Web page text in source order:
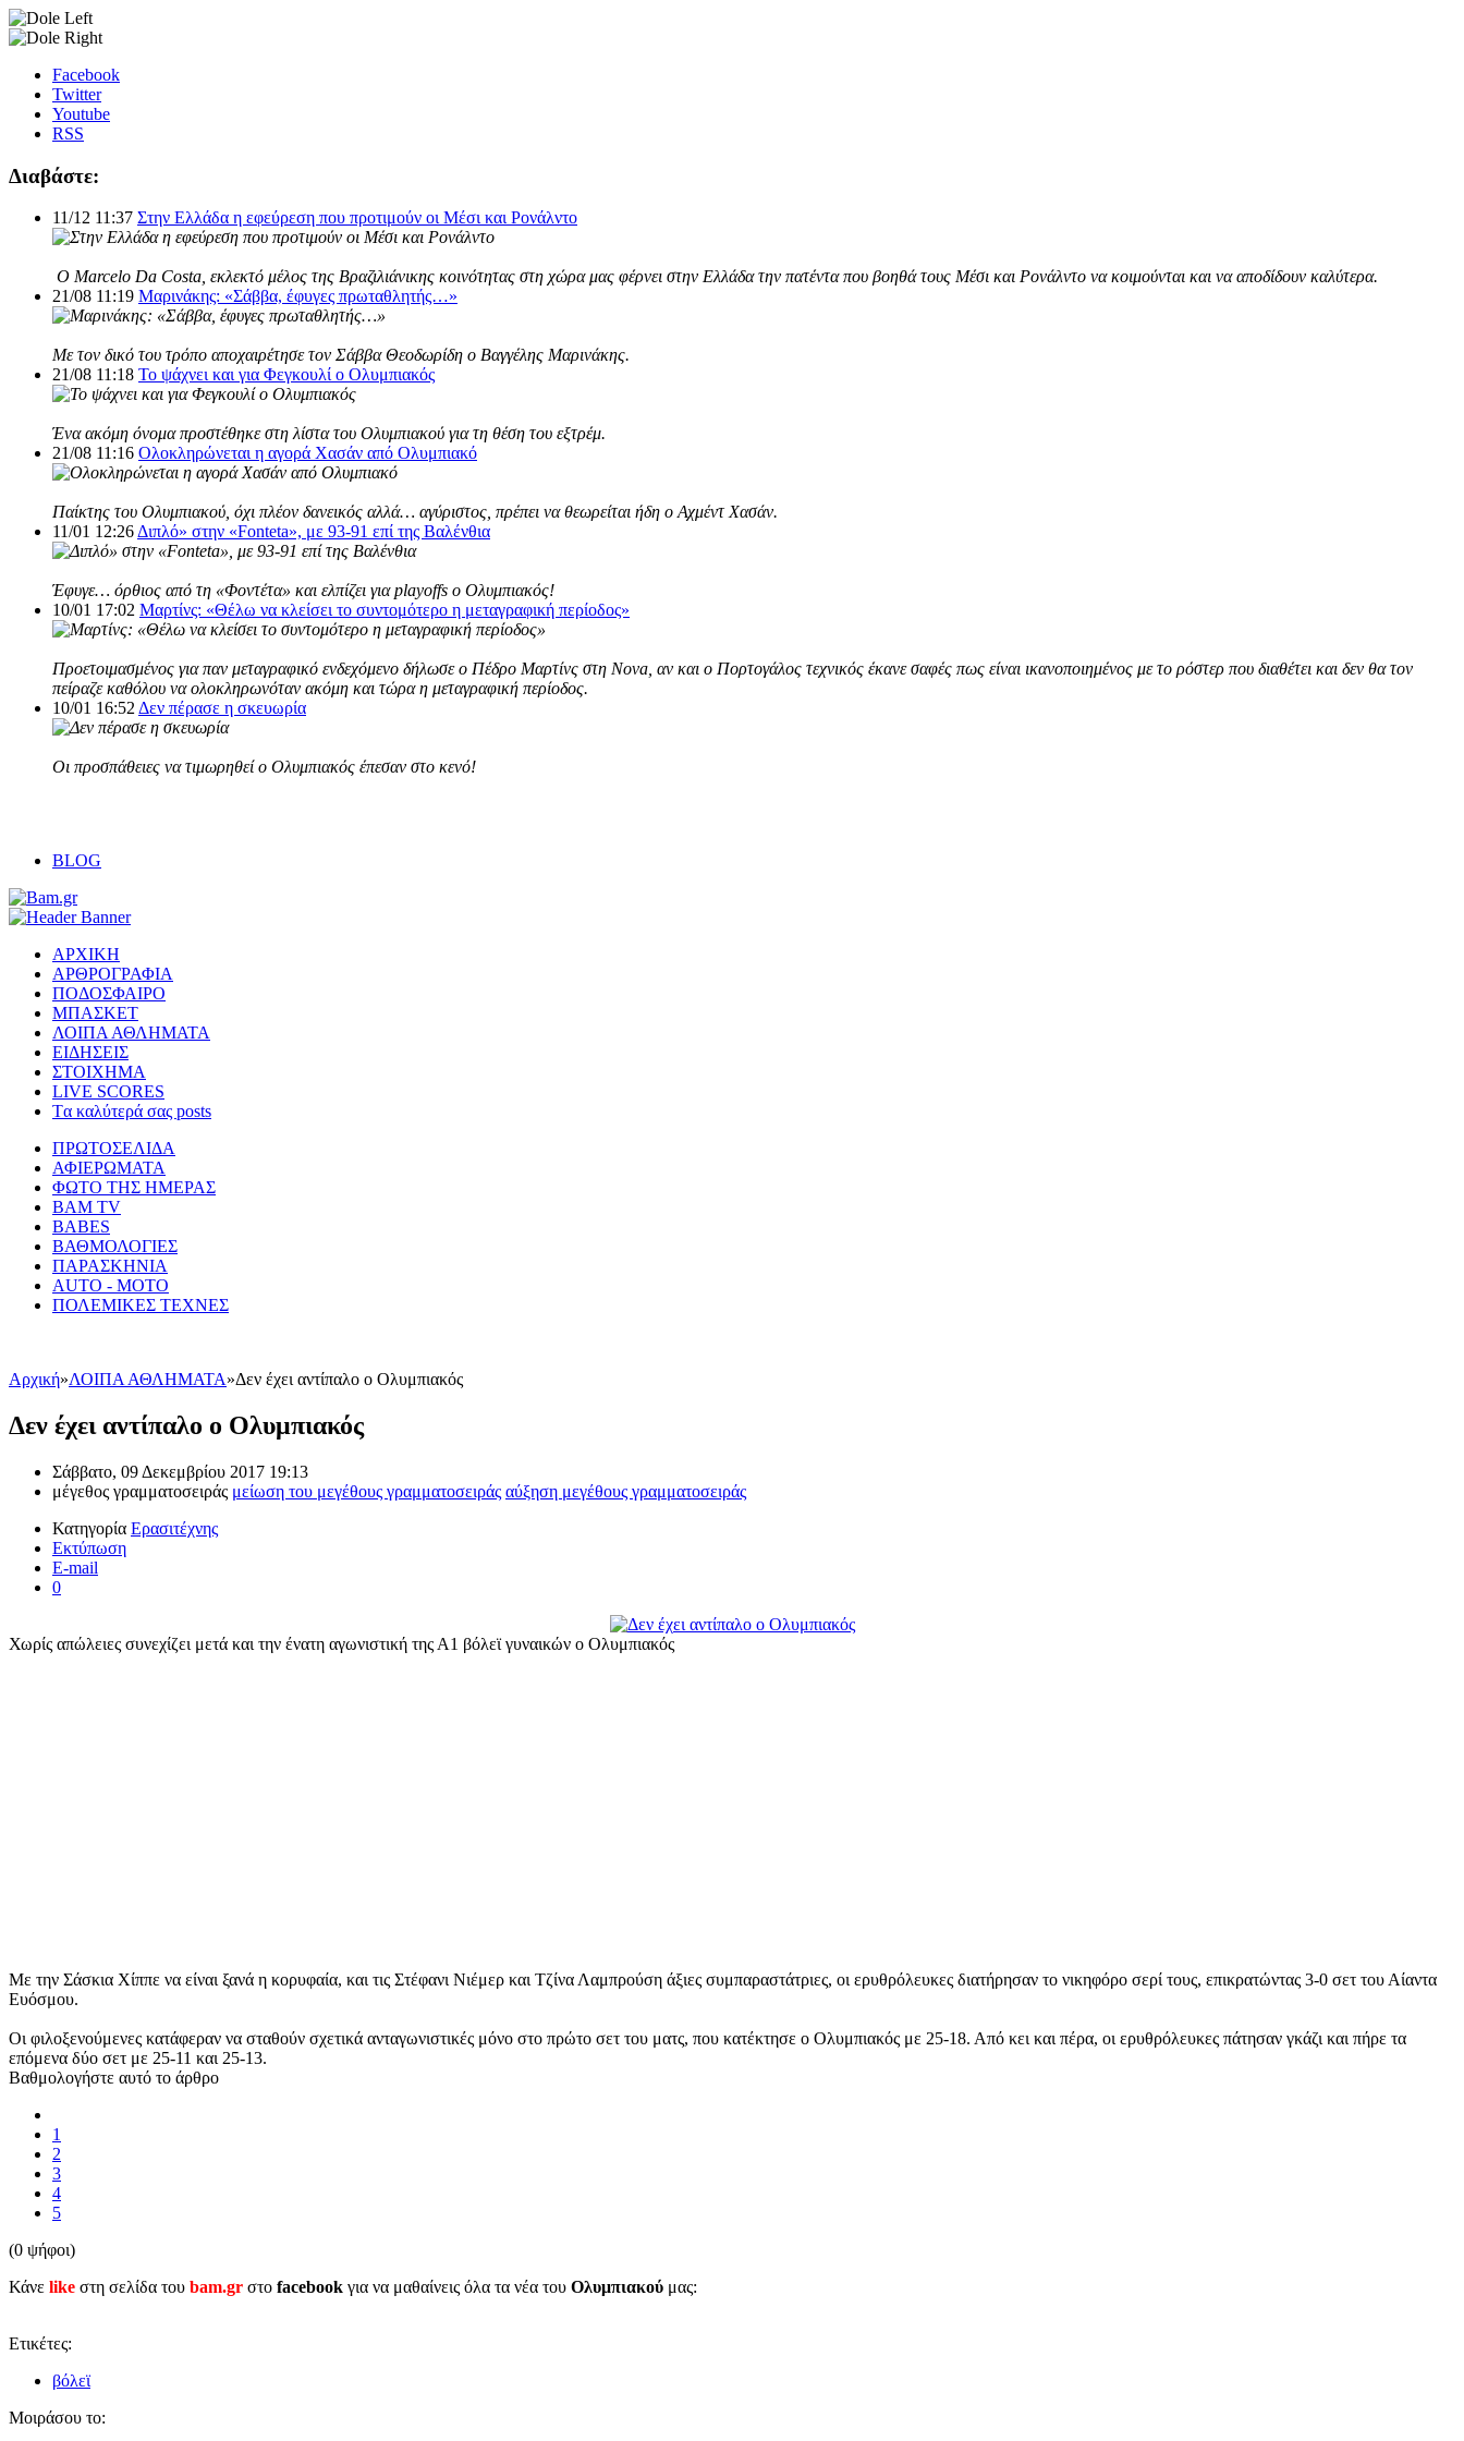
Facebook
Twitter
Youtube
RSS
Διαβάστε:
11/12 11:37 Στην Ελλάδα η εφεύρεση που προτιμούν οι Μέσι και Ρονάλντο
Ο Marcelo Da Costa, εκλεκτό μέλος της Βραζιλιάνικης κοινότητας στη χώρα μας φέρνει στην Ελλάδα την πατέντα που βοηθά τους Μέσι και Ρονάλντο να κοιμούνται και να αποδίδουν καλύτερα.
21/08 11:19 Μαρινάκης: «Σάββα, έφυγες πρωταθλητής…»
Με τον δικό του τρόπο αποχαιρέτησε τον Σάββα Θεοδωρίδη ο Βαγγέλης Μαρινάκης.
21/08 11:18 Το ψάχνει και για Φεγκουλί ο Ολυμπιακός
Ένα ακόμη όνομα προστέθηκε στη λίστα του Ολυμπιακού για τη θέση του εξτρέμ.
21/08 11:16 Ολοκληρώνεται η αγορά Χασάν από Ολυμπιακό
Παίκτης του Ολυμπιακού, όχι πλέον δανεικός αλλά… αγύριστος, πρέπει να θεωρείται ήδη ο Αχμέντ Χασάν.
11/01 12:26Διπλό» στην «Fonteta», με 93-91 επί της Βαλένθια
Έφυγε… όρθιος από τη «Φοντέτα» και ελπίζει για playoffs ο Ολυμπιακός!
10/01 17:02 Μαρτίνς: «Θέλω να κλείσει το συντομότερο η μεταγραφική περίοδος»
Προετοιμασμένος για παν μεταγραφικό ενδεχόμενο δήλωσε ο Πέδρο Μαρτίνς στη Nova, αν και ο Πορτογάλος τεχνικός έκανε σαφές πως είναι ικανοποιημένος με το ρόστερ που διαθέτει και δεν θα τον
πείραζε καθόλου να ολοκληρωνόταν ακόμη και τώρα η μεταγραφική περίοδος.
10/01 16:52Δεν πέρασε η σκευωρία
Οι προσπάθειες να τιμωρηθεί o Ολυμπιακός έπεσαν στο κενό!
BLOG
ΑΡΧΙΚΗ
ΑΡΘΡΟΓΡΑΦΙΑ
ΠΟΔΟΣΦΑΙΡΟ
ΜΠΑΣΚΕΤ
ΛΟΙΠΑ ΑΘΛΗΜΑΤΑ
ΕΙΔΗΣΕΙΣ
ΣΤΟΙΧΗΜΑ
LIVE SCORES
Tα καλύτερά σας posts
ΠΡΩΤΟΣΕΛΙΔΑ
ΑΦΙΕΡΩΜΑΤΑ
ΦΩΤΟ ΤΗΣ ΗΜΕΡΑΣ
BAM TV
BABES
ΒΑΘΜΟΛΟΓΙΕΣ
ΠΑΡΑΣΚΗΝΙΑ
AUTO - MOTO
ΠΟΛΕΜΙΚΕΣ ΤΕΧΝΕΣ
Αρχική»ΛΟΙΠΑ ΑΘΛΗΜΑΤΑ»Δεν έχει αντίπαλο ο Ολυμπιακός
Δεν έχει αντίπαλο ο Ολυμπιακός
Σάββατο, 09 Δεκεμβρίου 2017 19:13
μέγεθος γραμματοσειράς μείωση του μεγέθους γραμματοσειράς αύξηση μεγέθους γραμματοσειράς
Κατηγορία Ερασιτέχνης
Εκτύπωση
E-mail
0
Χωρίς απώλειες συνεχίζει μετά και την ένατη αγωνιστική της Α1 βόλεϊ γυναικών ο Ολυμπιακός
Με την Σάσκια Χίππε να είναι ξανά η κορυφαία, και τις Στέφανι Νιέμερ και Τζίνα Λαμπρούση άξιες συμπαραστάτριες, οι ερυθρόλευκες διατήρησαν το νικηφόρο σερί τους, επικρατώντας 3-0 σετ του Αίαντα
Ευόσμου.
Οι φιλοξενούμενες κατάφεραν να σταθούν σχετικά ανταγωνιστικές μόνο στο πρώτο σετ του ματς, που κατέκτησε ο Ολυμπιακός με 25-18. Από κει και πέρα, οι ερυθρόλευκες πάτησαν γκάζι και πήρε τα
επόμενα δύο σετ με 25-11 και 25-13.
Βαθμολογήστε αυτό το άρθρο
1
2
3
4
5
(0 ψήφοι)
Κάνε like στη σελίδα του bam.gr στο facebook για να μαθαίνεις όλα τα νέα του Ολυμπιακού μας:
Ετικέτες:
βόλεϊ
Μοιράσου το: